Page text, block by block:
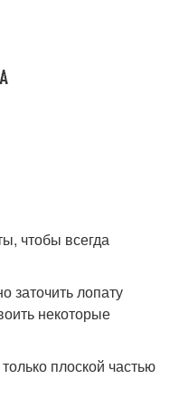
чтобы всегда
заточить лопату
некоторые
плоской частью